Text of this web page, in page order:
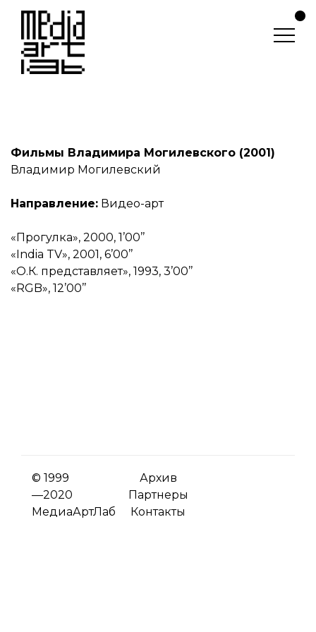
Фильмы Владимира Могилевского (2001)
Владимир Могилевский
Направление: Видео-арт
«Прогулка», 2000, 1’00’’
«India TV», 2001, 6’00’’
«О.К. представляет», 1993, 3’00’’
«RGB», 12’00’’
© 1999
—2020
МедиаАртЛаб
Архив
Партнеры
Контакты